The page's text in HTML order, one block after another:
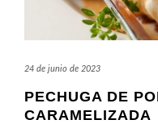
24 de junio de 2023
PECHUGA DE
CARAMELIZADA